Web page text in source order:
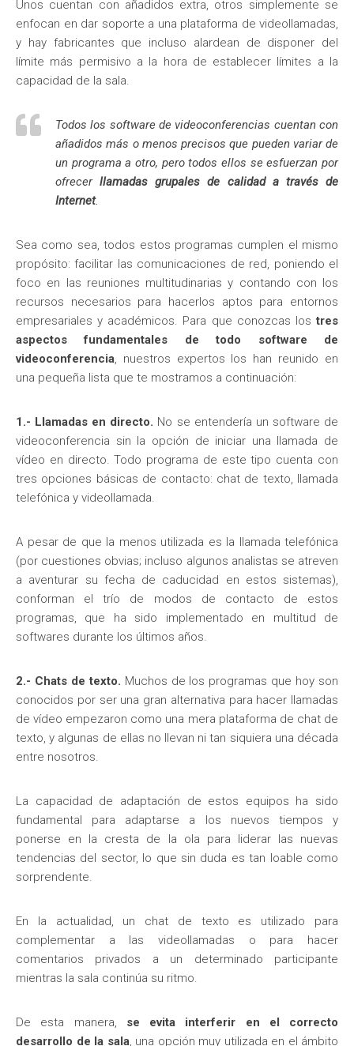
Unos cuentan con añadidos extra, otros simplemente se
enfocan en dar soporte a una plataforma de videollamadas,
y hay fabricantes que incluso alardean de disponer del
límite más permisivo a la hora de establecer límites a la
capacidad de la sala.
Todos los software de videoconferencias cuentan con
añadidos más o menos precisos que pueden variar de
un programa a otro, pero todos ellos se esfuerzan por
ofrecerllamadas grupales de calidad a través de
Internet.
Sea como sea, todos estos programas cumplen el mismo
propósito: facilitar las comunicaciones de red, poniendo el
foco en las reuniones multitudinarias y contando con los
recursos necesarios para hacerlos aptos para entornos
empresariales y académicos. Para que conozcas lostres
aspectos fundamentales de todo software de
videoconferencia, nuestros expertos los han reunido en
una pequeña lista que te mostramos a continuación:
1.- Llamadas en directo. No se entendería un software de
videoconferencia sin la opción de iniciar una llamada de
vídeo en directo. Todo programa de este tipo cuenta con
tres opciones básicas de contacto: chat de texto, llamada
telefónica y videollamada.
A pesar de que la menos utilizada es la llamada telefónica
(por cuestiones obvias; incluso algunos analistas se atreven
a aventurar su fecha de caducidad en estos sistemas),
conforman el trío de modos de contacto de estos
programas, que ha sido implementado en multitud de
softwares durante los últimos años.
2.- Chats de texto. Muchos de los programas que hoy son
conocidos por ser una gran alternativa para hacer llamadas
de vídeo empezaron como una mera plataforma de chat de
texto, y algunas de ellas no llevan ni tan siquiera una década
entre nosotros.
La capacidad de adaptación de estos equipos ha sido
fundamental para adaptarse a los nuevos tiempos y
ponerse en la cresta de la ola para liderar las nuevas
tendencias del sector, lo que sin duda es tan loable como
sorprendente.
En la actualidad, un chat de texto es utilizado para
complementar a las videollamadas o para hacer
comentarios privados a un determinado participante
mientras la sala continúa su ritmo.
De esta manera, se evita interferir en el correcto
desarrollo de la sala, una opción muy utilizada en el ámbito